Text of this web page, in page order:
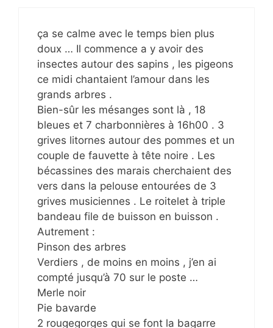
ça se calme avec le temps bien plus
doux … Il commence a y avoir des
insectes autour des sapins , les pigeons
ce midi chantaient l’amour dans les
grands arbres .
Bien-sûr les mésanges sont là , 18
bleues et 7 charbonnières à 16h00 . 3
grives litornes autour des pommes et un
couple de fauvette à tête noire . Les
bécassines des marais cherchaient des
vers dans la pelouse entourées de 3
grives musiciennes . Le roitelet à triple
bandeau file de buisson en buisson .
Autrement :
Pinson des arbres
Verdiers , de moins en moins , j’en ai
compté jusqu’à 70 sur le poste …
Merle noir
Pie bavarde
2 rougegorges qui se font la bagarre